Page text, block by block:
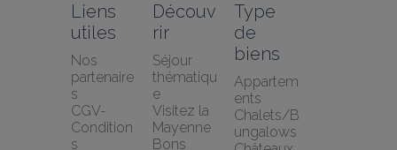
Liens
utiles
Nos
partenaire
s
CGV-
Condition
s
Découv
rir
Séjour
thématiqu
e
Visitez la
Mayenne
Bons
Type
de
biens
Appartem
ents
Chalets/B
ungalows